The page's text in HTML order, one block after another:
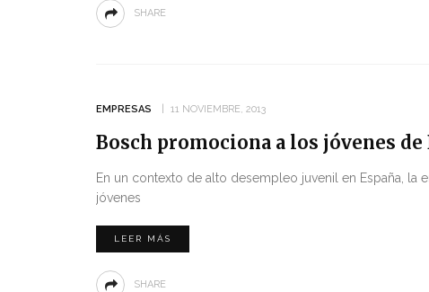
SHARE
EMPRESAS 11 NOVIEMBRE, 2013
Bosch promociona a los jóvenes de
En un contexto de alto desempleo juvenil en España,
jóvenes
LEER MÁS
SHARE